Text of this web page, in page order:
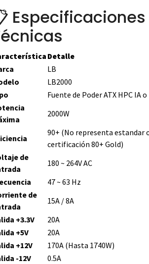
Especificaciones
Detalle
LB
LB2000
Fuente de Poder ATX HPC IA
2000W
90+ (No representa estandar
certificación 80+ Gold)
de
180 ~ 264V AC
47 ~ 63 Hz
de
15A / 8A
+3.3V
20A
+5V
20A
+12V
170A (Hasta 1740W)
-12V
0.5A